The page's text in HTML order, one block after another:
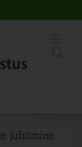
juhtimine